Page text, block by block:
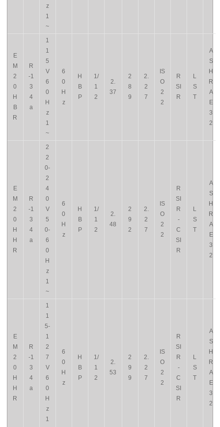
z
1
~
E
M
2
0
H
B
R
R
-1
3
4
a
1
1
5
V
6
0
H
z
1
~
6
0
H
z
H
B
P
1/
1
2
2.
37
2
8
9
2.
2
7
IS
O
2
2
R
SI
R
L
S
T
A
S
H
R
A
E
3
2
E
M
2
0
H
H
R
R
-1
3
4
a
2
2
0-
2
4
0
V
5
0-
6
0
H
z
1
~
6
0
H
z
H
B
P
1/
1
2
2.
48
2
9
2
2.
2
7
IS
O
2
2
R
SI
R
-
C
SI
R
L
S
T
A
S
H
R
A
E
3
2
E
M
2
0
H
H
R
R
-1
3
4
a
1
1
5-
1
2
7
V
6
0
H
z
1
6
0
H
z
H
B
P
1/
1
2
2.
53
2
9
9
2.
2
7
IS
O
2
2
R
SI
R
-
C
SI
R
L
S
T
A
S
H
R
A
E
3
2